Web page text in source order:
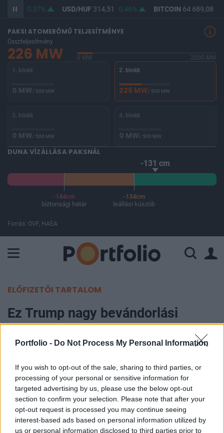
Portfolio - Do Not Process My Personal Information
If you wish to opt-out of the sale, sharing to third parties, or
processing of your personal or sensitive information for
targeted advertising by us, please use the below opt-out
section to confirm your selection. Please note that after your
opt-out request is processed you may continue seeing
interest-based ads based on personal information utilized by
us or personal information disclosed to third parties prior to
363,06 0,37% USD/HUF314,51 0,46% BITCOIN 64 689,08
PAKSI ATOMERŐMŰ TELJESÍTMÉNYE
Összteljesítmény
226 MW 0 MW
2000 MW
1. blokk
0 MW/ 500 MW
2. blokk
226 MW/ 500 MW
3. blokk
0 MW/ 500 MW
4. blokk
0 MW/ 500 MW
DUNA VÍZÁLLÁSA PAKSNÁL
-131 cm
-144cm
biztonsági határ
-134cm
leállási küszöb
Forrás: OVF, HAEA
ELŐFIZETŐI TARTALOM
Ez Trump nagy bevándorlási
terve: tízezreket zárna raktárakba
2025. december 25. 09:04
A Trump-adminisztráció magánvállalkozókat
keres az amerikai bevándorlási fogvatartási
rendszer teljes átalakításához: ipari